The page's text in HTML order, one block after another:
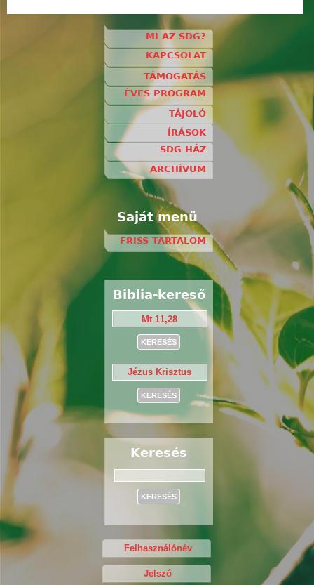
MI AZ SDG?
KAPCSOLAT
TÁMOGATÁS
ÉVES PROGRAM
TÁJOLÓ
ÍRÁSOK
SDG HÁZ
ARCHÍVUM
Saját menü
FRISS TARTALOM
Biblia-kereső
Keresés